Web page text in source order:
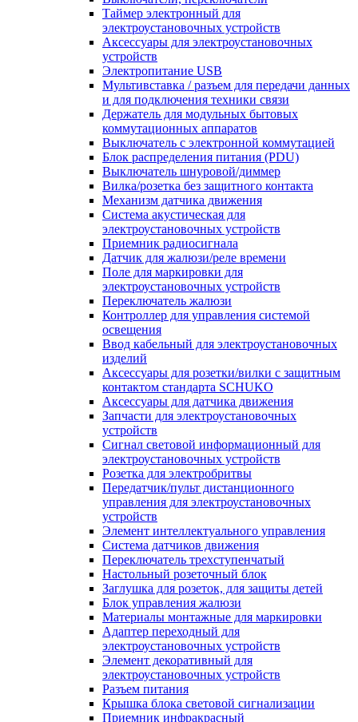
Таймер электронный для
электроустановочных устройств
Аксессуары для электроустановочных
устройств
Электропитание USB
Мультивставка / разъем для передачи данных
и для подключения техники связи
Держатель для модульных бытовых
коммутационных аппаратов
Выключатель с электронной коммутацией
Блок распределения питания (PDU)
Выключатель шнуровой/диммер
Вилка/розетка без защитного контакта
Механизм датчика движения
Система акустическая для
электроустановочных устройств
Приемник радиосигнала
Датчик для жалюзи/реле времени
Поле для маркировки для
электроустановочных устройств
Переключатель жалюзи
Контроллер для управления системой
освещения
Ввод кабельный для электроустановочных
изделий
Аксессуары для розетки/вилки с защитным
контактом стандарта SCHUKO
Аксессуары для датчика движения
Запчасти для электроустановочных
устройств
Сигнал световой информационный для
электроустановочных устройств
Розетка для электробритвы
Передатчик/пульт дистанционного
управления для электроустановочных
устройств
Элемент интеллектуального управления
Система датчиков движения
Переключатель трехступенчатый
Настольный розеточный блок
Заглушка для розеток, для защиты детей
Блок управления жалюзи
Материалы монтажные для маркировки
Адаптер переходный для
электроустановочных устройств
Элемент декоративный для
электроустановочных устройств
Разъем питания
Крышка блока световой сигнализации
Приемник инфракрасный